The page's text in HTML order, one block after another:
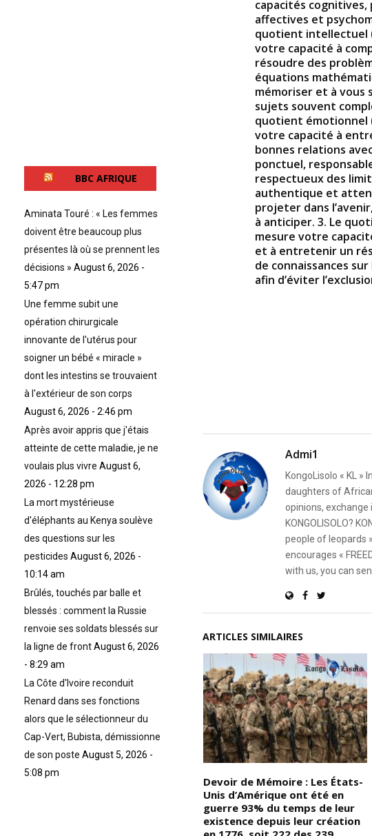
capacités cognitives,
affectives et
quotient intellectuel
votre capacité à
résoudre des
équations
mémoriser et à vous
sujets souvent
quotient émotionnel
votre capacité à
bonnes relations
ponctuel,
respectueux des
authentique et
projeter dans
à anticiper. 3. Le
mesure votre
et à entretenir un
de connaissances
afin d’éviter
Admi1
KongoLisolo « KL
daughters of
opinions,
KONGOLISOLO?
people of leopards
encourages «
with us, you can
ARTICLES SIMILAIRES
Devoir de mémoire : le
Devoir de Mémoire : Les États-
Unis d’Amérique ont été en
guerre 93% du temps de leur
existence depuis leur création
BBC AFRIQUE
Aminata Touré : « Les femmes
doivent être beaucoup plus
présentes là où se prennent les
décisions » August 6, 2026 -
5:47 pm
Une femme subit une
opération chirurgicale
innovante de l'utérus pour
soigner un bébé « miracle »
dont les intestins se trouvaient
à l'extérieur de son corps
August 6, 2026 - 2:46 pm
Après avoir appris que j'étais
atteinte de cette maladie, je ne
voulais plus vivre August 6,
2026 - 12:28 pm
La mort mystérieuse
d'éléphants au Kenya soulève
des questions sur les
pesticides August 6, 2026 -
10:14 am
Brûlés, touchés par balle et
blessés : comment la Russie
renvoie ses soldats blessés sur
la ligne de frontAugust 6, 2026
- 8:29 am
La Côte d'Ivoire reconduit
Renard dans ses fonctions
alors que le sélectionneur du
Cap-Vert, Bubista, démissionne
de son poste August 5, 2026 -
5:08 pm